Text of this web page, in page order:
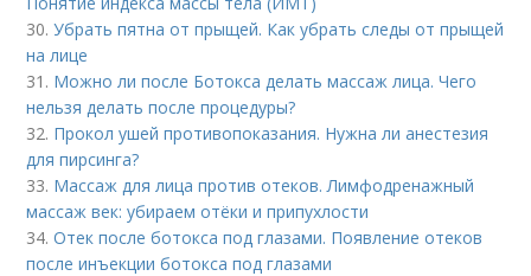
30.Убрать пятна от прыщей. Как убрать следы от прыщей
на лице
31. Можно ли после Ботокса делать массаж лица. Чего
нельзя делать после процедуры?
32. Прокол ушей противопоказания. Нужна ли анестезия
для пирсинга?
33. Массаж для лица против отеков. Лимфодренажный
массаж век: убираем отёки и припухлости
34.Отек после ботокса под глазами. Появление отеков
после инъекции ботокса под глазами